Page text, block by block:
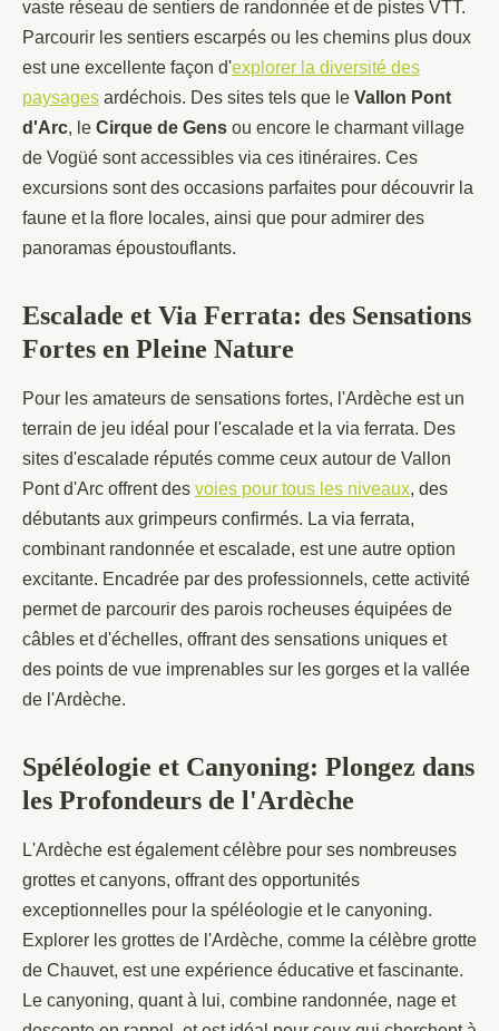
vaste réseau de sentiers de randonnée et de pistes VTT.
Parcourir les sentiers escarpés ou les chemins plus doux
est une excellente façon d'explorer la diversité des
paysages ardéchois. Des sites tels que le Vallon Pont
d'Arc, le Cirque de Gens ou encore le charmant village
de Vogüé sont accessibles via ces itinéraires. Ces
excursions sont des occasions parfaites pour découvrir la
faune et la flore locales, ainsi que pour admirer des
panoramas époustouflants.
Escalade et Via Ferrata: des Sensations
Fortes en Pleine Nature
Pour les amateurs de sensations fortes, l'Ardèche est un
terrain de jeu idéal pour l'escalade et la via ferrata. Des
sites d'escalade réputés comme ceux autour de Vallon
Pont d'Arc offrent des voies pour tous les niveaux, des
débutants aux grimpeurs confirmés. La via ferrata,
combinant randonnée et escalade, est une autre option
excitante. Encadrée par des professionnels, cette activité
permet de parcourir des parois rocheuses équipées de
câbles et d'échelles, offrant des sensations uniques et
des points de vue imprenables sur les gorges et la vallée
de l'Ardèche.
Spéléologie et Canyoning: Plongez dans
les Profondeurs de l'Ardèche
L'Ardèche est également célèbre pour ses nombreuses
grottes et canyons, offrant des opportunités
exceptionnelles pour la spéléologie et le canyoning.
Explorer les grottes de l'Ardèche, comme la célèbre grotte
de Chauvet, est une expérience éducative et fascinante.
Le canyoning, quant à lui, combine randonnée, nage et